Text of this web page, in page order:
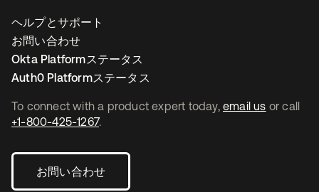
To connect with a product expert today, email us or call
+1-800-425-1267.
お問い合わせ
ヘルプとサポート
お問い合わせ
Okta Platformステータス
Auth0 Platformステータス